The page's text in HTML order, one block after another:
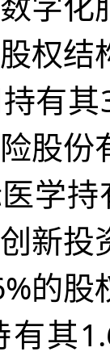
结
有
股份
学
新投
的股
其